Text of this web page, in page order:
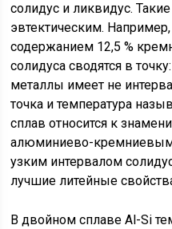
солидус и ликвидус.
эвтектическим.
содержанием 12,5 %
солидуса сводятся в
металлы имеет не
точка и температура
сплав относится к
алюминиево-
узким интервалом
лучшие литейные
В двойном сплаве Al-Si